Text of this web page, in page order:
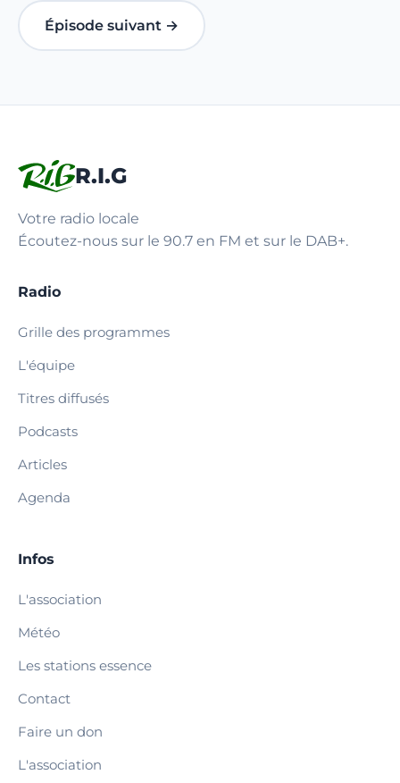
Épisode suivant →
R.I.G
Votre radio locale
Écoutez-nous sur le 90.7 en FM et sur le DAB+.
Radio
Grille des programmes
L'équipe
Titres diffusés
Podcasts
Articles
Agenda
Infos
L'association
Météo
Les stations essence
Contact
Faire un don
L'association